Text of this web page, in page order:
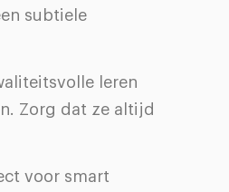
subtiele
leren
Zorg dat ze altijd
voor smart